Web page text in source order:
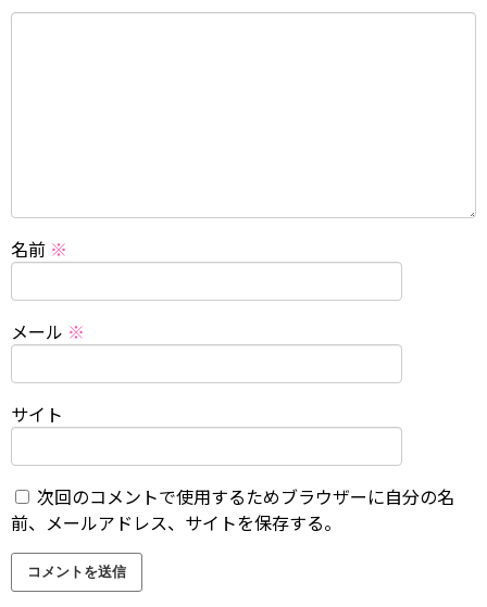
名前 ※
メール ※
サイト
次回のコメントで使用するためブラウザーに自分の名
前、メールアドレス、サイトを保存する。